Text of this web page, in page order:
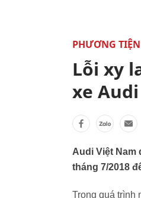
PHƯƠNG TIỆN
Lỗi xy
xe
Audi Việt
tháng 7/2018
Trong quá trình